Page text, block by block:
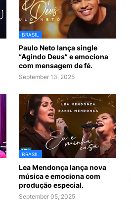
BRASIL
Paulo Neto lança single
“Agindo Deus” e emociona
com mensagem de fé.
September 13, 2025
BRASIL
Lea Mendonça lança nova
música e emociona com
produção especial.
September 05, 2025